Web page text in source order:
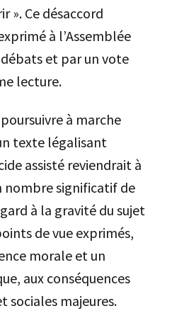
». Ce désaccord
à l’Assemblée
et par un vote
lecture.
à marche
texte légalisant
assisté reviendrait à
nombre significatif de
à la gravité du sujet
de vue exprimés,
morale et un
aux conséquences
sociales majeures.